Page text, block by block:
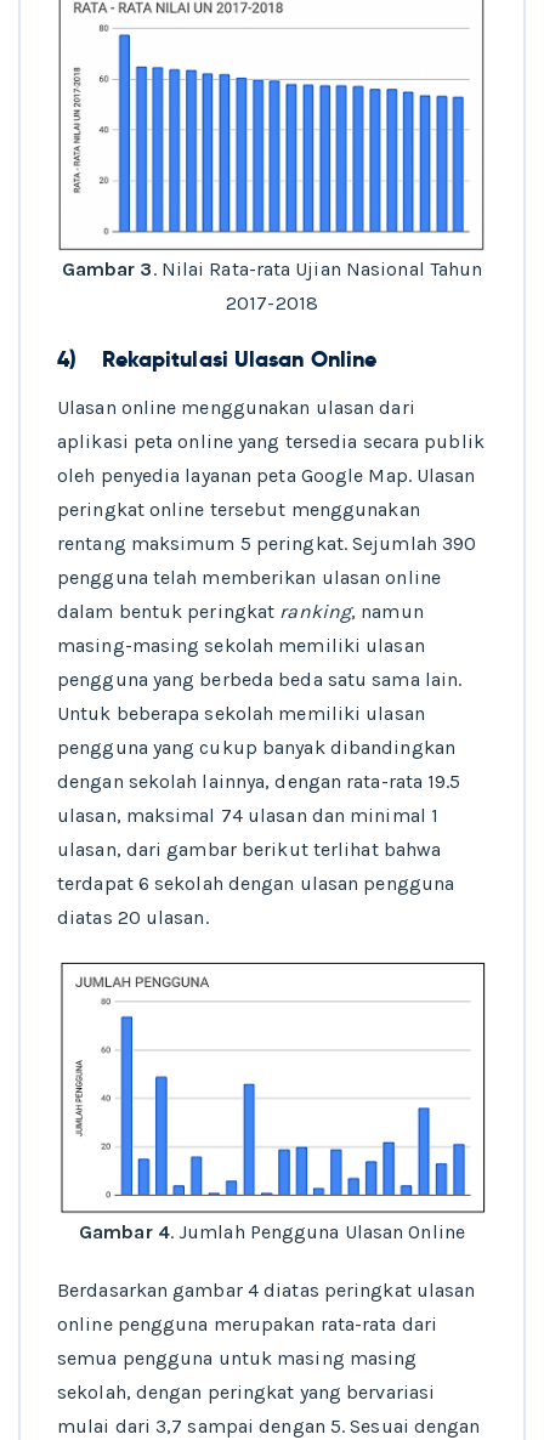
Gambar 3. Nilai Rata-rata Ujian Nasional Tahun
2017-2018
4) Rekapitulasi Ulasan Online
Ulasan online menggunakan ulasan dari
aplikasi peta online yang tersedia secara publik
oleh penyedia layanan peta Google Map. Ulasan
peringkat online tersebut menggunakan
rentang maksimum 5 peringkat. Sejumlah 390
pengguna telah memberikan ulasan online
dalam bentuk peringkat ranking, namun
masing-masing sekolah memiliki ulasan
pengguna yang berbeda beda satu sama lain.
Untuk beberapa sekolah memiliki ulasan
pengguna yang cukup banyak dibandingkan
dengan sekolah lainnya, dengan rata-rata 19.5
ulasan, maksimal 74 ulasan dan minimal 1
ulasan, dari gambar berikut terlihat bahwa
terdapat 6 sekolah dengan ulasan pengguna
diatas 20 ulasan.
Gambar 4. Jumlah Pengguna Ulasan Online
Berdasarkan gambar 4 diatas peringkat ulasan
online pengguna merupakan rata-rata dari
semua pengguna untuk masing masing
sekolah, dengan peringkat yang bervariasi
mulai dari 3,7 sampai dengan 5. Sesuai dengan